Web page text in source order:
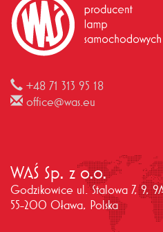
+48 71 313 95 18
office@was.eu
WAŚ Sp. z o.o.
Godzikowice ul. Stalowa 7, 9,
55-200 Oława, Polska